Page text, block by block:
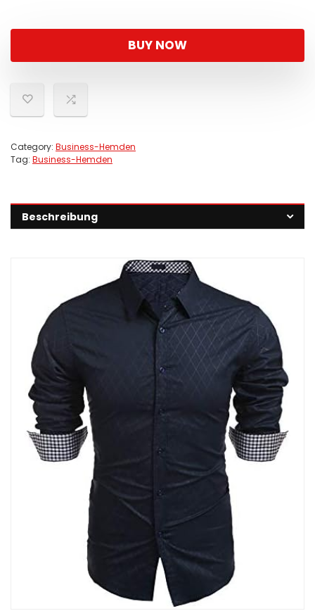
BUY NOW
Category: Business-Hemden
Tag: Business-Hemden
Beschreibung